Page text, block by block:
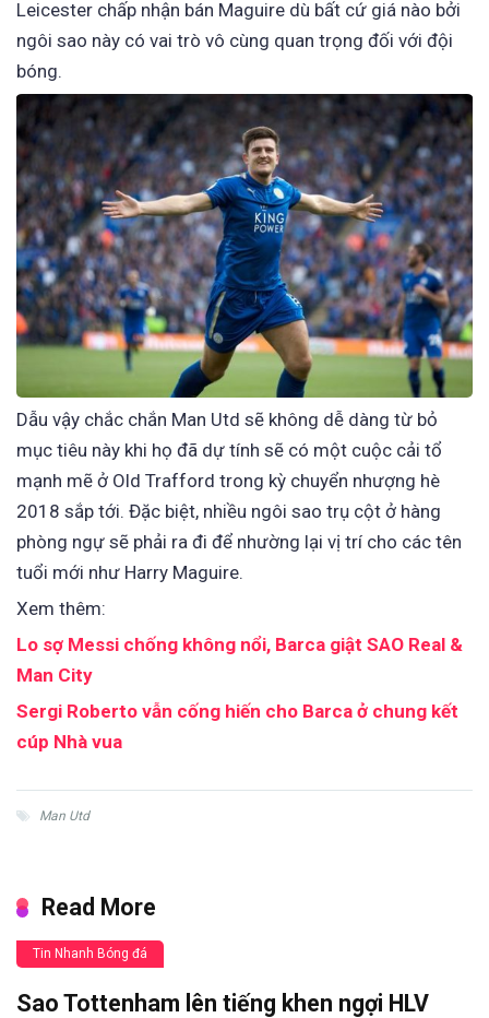
Leicester chấp nhận bán Maguire dù bất cứ giá nào bởi
ngôi sao này có vai trò vô cùng quan trọng đối với đội
bóng.
Dẫu vậy chắc chắn Man Utd sẽ không dễ dàng từ bỏ
mục tiêu này khi họ đã dự tính sẽ có một cuộc cải tổ
mạnh mẽ ở Old Trafford trong kỳ chuyển nhượng hè
2018 sắp tới. Đặc biệt, nhiều ngôi sao trụ cột ở hàng
phòng ngự sẽ phải ra đi để nhường lại vị trí cho các tên
tuổi mới như Harry Maguire.
Xem thêm:
Lo sợ Messi chống không nổi, Barca giật SAO Real &
Man City
Sergi Roberto vẫn cống hiến cho Barca ở chung kết
cúp Nhà vua
Man Utd
Read More
Tin Nhanh Bóng đá
Sao Tottenham lên tiếng khen ngợi HLV